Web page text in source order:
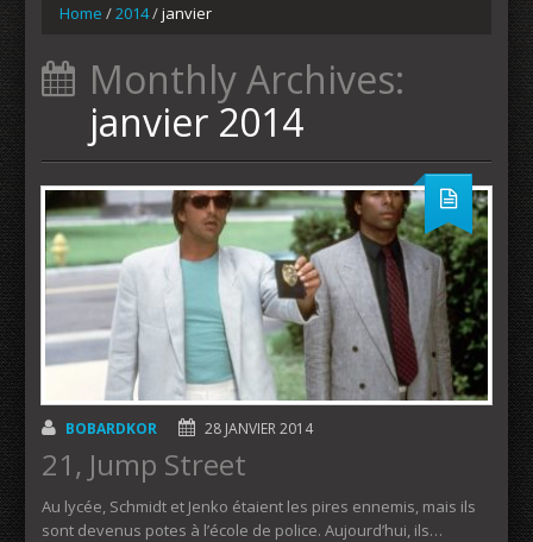
Home /2014/janvier
Monthly Archives:
janvier 2014
BOBARDKOR 28 JANVIER 2014
21, Jump Street
Au lycée, Schmidt et Jenko étaient les pires ennemis, mais ils
sont devenus potes à l’école de police. Aujourd’hui, ils…